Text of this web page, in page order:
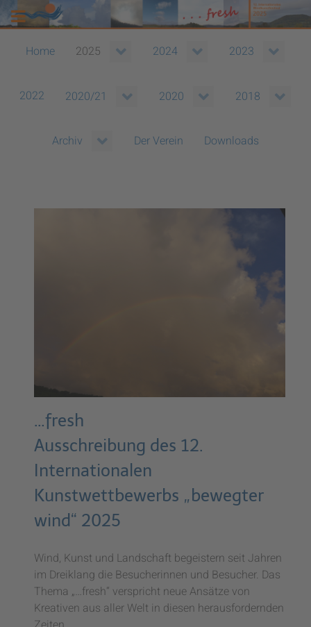
Home 2025 2024 2023
2022 2020/21 2020 2018
Archiv Der Verein Downloads
…fresh
Ausschreibung des 12.
Internationalen
Kunstwettbewerbs „bewegter
wind“ 2025
Wind, Kunst und Landschaft begeistern seit Jahren
im Dreiklang die Besucherinnen und Besucher. Das
Thema „…fresh“ verspricht neue Ansätze von
Kreativen aus aller Welt in diesen herausfordernden